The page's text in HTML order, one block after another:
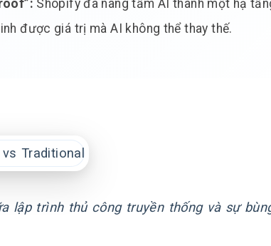
Shopify đã nâng tầm AI thành một hạ
được giá trị mà AI không thể thay thế.
lập trình thủ công truyền thống và sự